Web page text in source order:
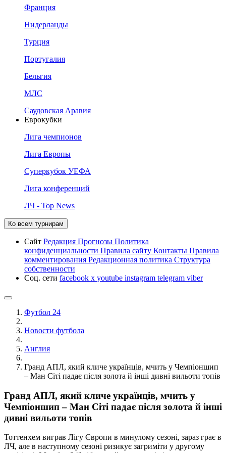
Франция
Нидерланды
Турция
Португалия
Бельгия
МЛС
Саудовская Аравия
Еврокубки
Лига чемпионов
Лига Европы
Суперкубок УЕФА
Лига конференций
ЛЧ - Top News
Ко всем турнирам
Сайт Редакция Прогнозы Политика
конфиденциальности Правила сайту Контакты Правила
комментирования Редакционная политика Структура
собственности
Соц. сети facebook x youtube instagram telegram viber
Футбол 24
Новости футбола
Англия
Гранд АПЛ, який кличе українців, мчить у Чемпіоншип
– Ман Сіті падає після золота й інші дивні вильоти топів
Гранд АПЛ, який кличе українців, мчить у
Чемпіоншип – Ман Сіті падає після золота й інші
дивні вильоти топів
Тоттенхем виграв Лігу Європи в минулому сезоні, зараз грає в
ЛЧ, але в наступному сезоні ризикує загриміти у другому